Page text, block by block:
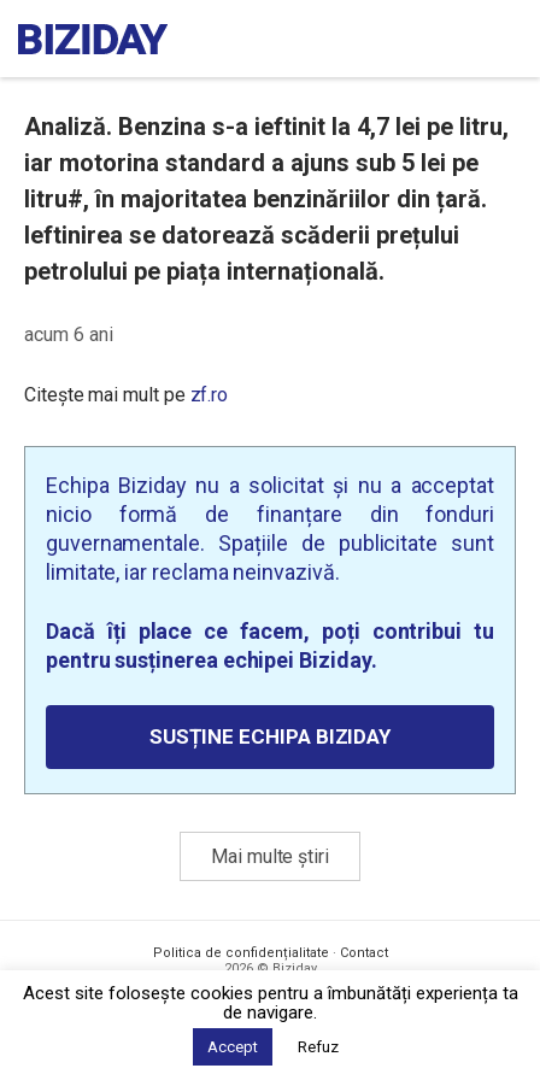
Analiză. Benzina s-a ieftinit la 4,7 lei pe litru,
iar motorina standard a ajuns sub 5 lei pe
litru#, în majoritatea benzinăriilor din țară.
Ieftinirea se datorează scăderii prețului
petrolului pe piața internațională.
acum 6 ani
Citește mai mult pe zf.ro
Echipa Biziday nu a solicitat și nu a acceptat
nicio formă de finanțare din fonduri
guvernamentale. Spațiile de publicitate sunt
limitate, iar reclama neinvazivă.
Dacă îți place ce facem, poți contribui tu
pentru susținerea echipei Biziday.
SUSȚINE ECHIPA BIZIDAY
Mai multe știri
Politica de confidențialitate · Contact
2026 © Biziday
Acest site foloseşte cookies pentru a îmbunătăți experiența ta
de navigare.
Accept Refuz